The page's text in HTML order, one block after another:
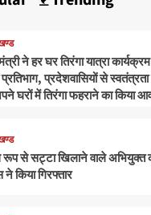
ने हर घर तिरंगा यात्रा
प्रदेशवासियों से
घरों में तिरंगा फहराने का किया
से सट्टा खिलाने वाले अभियुक्त
किया गिरफ्तार